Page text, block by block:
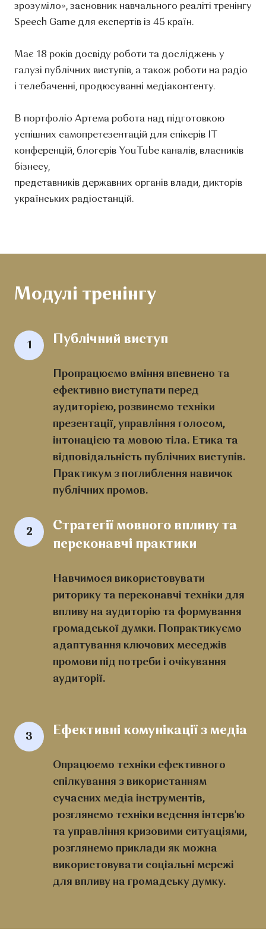
зрозуміло», засновник навчального реаліті тренінгу
Speech Game для експертів із 45 країн.
Має 18 років досвіду роботи та досліджень у
галузі публічних виступів, а також роботи на радіо
і телебаченні, продюсуванні медіаконтенту.
В портфоліо Артема робота над підготовкою
успішних самопретезентацій для спікерів ІТ
конференцій, блогерів YouTube каналів, власників
бізнесу,
представників державних органів влади, дикторів
українських радіостанцій.
Модулі тренінгу
1 Публічний виступ
Пропрацюємо вміння впевнено та
ефективно виступати перед
аудиторією, розвинемо техніки
презентації, управління голосом,
інтонацією та мовою тіла. Етика та
відповідальність публічних виступів.
Практикум з поглиблення навичок
публічних промов.
2
Стратегії мовного впливу та
переконавчі практики
Навчимося використовувати
риторику та переконавчі техніки для
впливу на аудиторію та формування
громадської думки. Попрактикуємо
адаптування ключових меседжів
промови під потреби і очікування
аудиторії.
3 Ефективні комунікації з медіа
Опрацюємо техніки ефективного
спілкування з використанням
сучасних медіа інструментів,
розглянемо техніки ведення інтерв'ю
та управління кризовими ситуаціями,
розглянемо приклади як можна
використовувати соціальні мережі
для впливу на громадську думку.